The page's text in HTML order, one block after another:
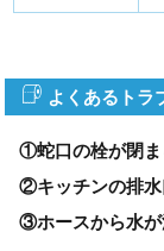
よくあるトラ
①蛇口の栓が閉ま
②キッチンの排水
③ホースから水が